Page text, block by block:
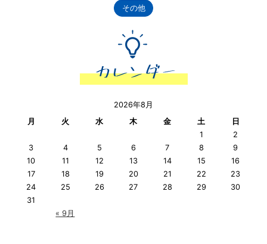
その他
2026年8月
月
火 水 木 金 土 日
« 9月
1
2
3
4 5 6 7 8
9
10
11 12 13 14 15
16
17
18 19 20 21 22
23
24
25 26 27 28 29
30
31